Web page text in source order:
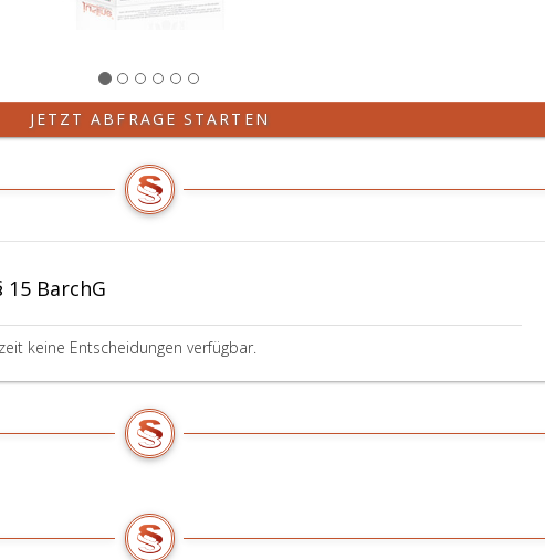
JETZT ABFRAGE STARTEN
15 BarchG
keine Entscheidungen verfügbar.